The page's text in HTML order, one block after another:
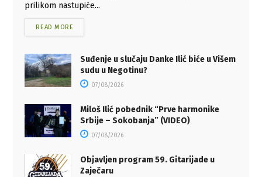
prilikom nastupiće...
READ MORE
Suđenje u slučaju Danke Ilić biće u Višem
sudu u Negotinu?
07/08/2026
Miloš Ilić pobednik “Prve harmonike
Srbije – Sokobanja” (VIDEO)
07/08/2026
Objavljen program 59. Gitarijade u
Zaječaru